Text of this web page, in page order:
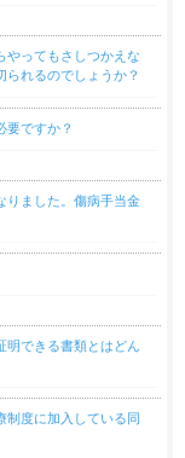
やってもさしつかえな
られるのでしょうか？
要ですか？
りました。傷病手当金
明できる書類とはどん
制度に加入している同